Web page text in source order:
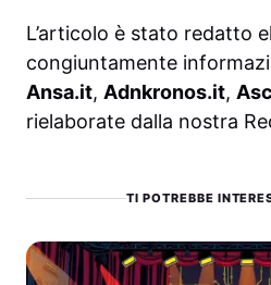
L’articolo è stato redatto
congiuntamente
Ansa.it, Adnkronos.it,
rielaborate dalla nostra
TI POTREBBE